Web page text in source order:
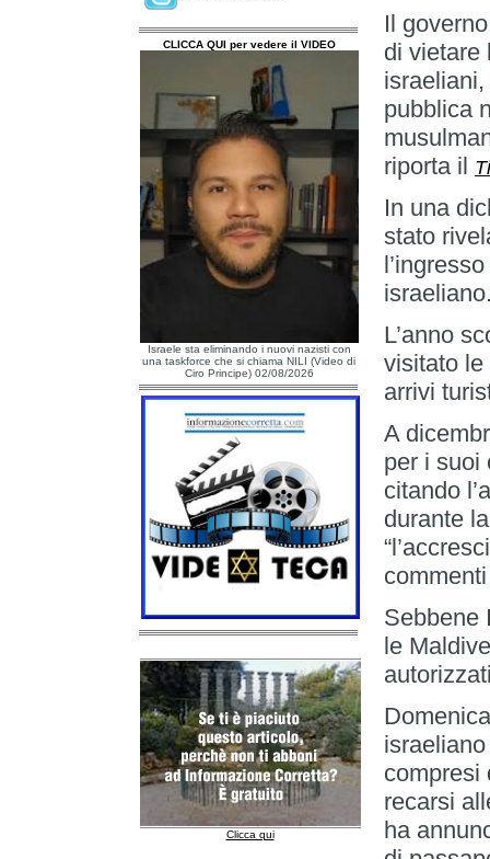
CLICCA QUI per vedere il VIDEO
Israele sta eliminando i nuovi nazisti con
una taskforce che si chiama NILI (Video di
Ciro Principe) 02/08/2026
Clicca qui
Il
di vietare
israeliani,
pubblica
riporta il
In una
stato
L’anno
visitato le
arrivi
A
per i suoi
citando
durante
Sebbene
le
compresi
recarsi
ha